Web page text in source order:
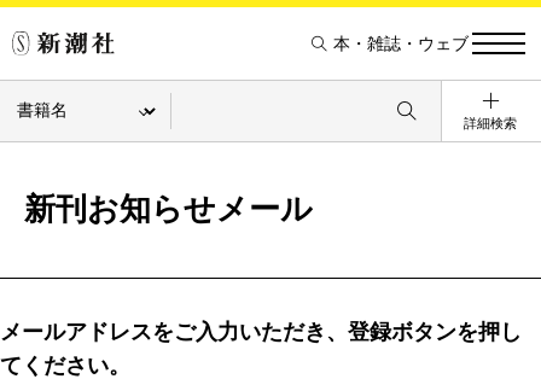
本・雑誌・ウェブ
詳細検索
新刊お知らせメール
メールアドレスをご入力いただき、登録ボタンを押し
てください。